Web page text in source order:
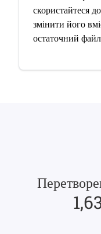
скористайтеся
змінити його
остаточний